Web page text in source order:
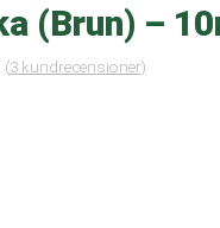
(Brun) –
(3kundrecensioner)